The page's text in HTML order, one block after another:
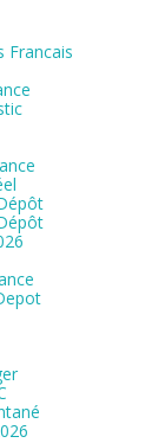
Francais